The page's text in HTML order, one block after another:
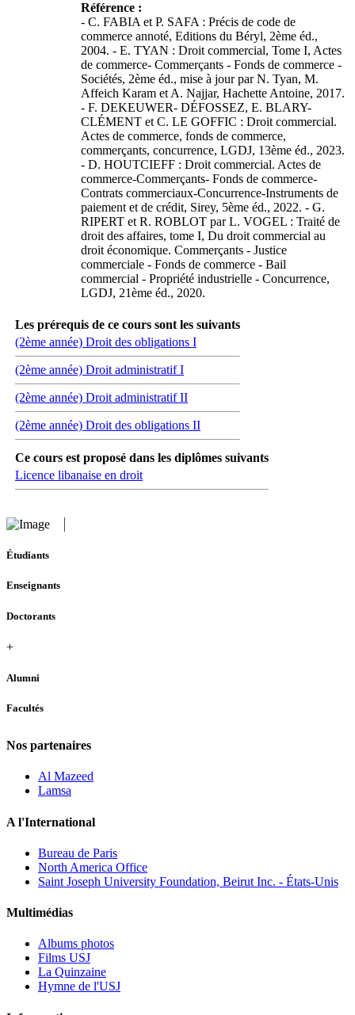
Référence :
- C. FABIA et P. SAFA : Précis de code de
commerce annoté, Editions du Béryl, 2ème éd.,
2004. - E. TYAN : Droit commercial, Tome I, Actes
de commerce- Commerçants - Fonds de commerce -
Sociétés, 2ème éd., mise à jour par N. Tyan, M.
Affeich Karam et A. Najjar, Hachette Antoine, 2017.
- F. DEKEUWER- DÉFOSSEZ, E. BLARY-
CLÉMENT et C. LE GOFFIC : Droit commercial.
Actes de commerce, fonds de commerce,
commerçants, concurrence, LGDJ, 13ème éd., 2023.
- D. HOUTCIEFF : Droit commercial. Actes de
commerce-Commerçants- Fonds de commerce-
Contrats commerciaux-Concurrence-Instruments de
paiement et de crédit, Sirey, 5ème éd., 2022. - G.
RIPERT et R. ROBLOT par L. VOGEL : Traité de
droit des affaires, tome I, Du droit commercial au
droit économique. Commerçants - Justice
commerciale - Fonds de commerce - Bail
commercial - Propriété industrielle - Concurrence,
LGDJ, 21ème éd., 2020.
Les prérequis de ce cours sont les suivants
(2ème année) Droit des obligations I
(2ème année) Droit administratif I
(2ème année) Droit administratif II
(2ème année) Droit des obligations II
Ce cours est proposé dans les diplômes suivants
Licence libanaise en droit
Étudiants
Enseignants
Doctorants
+
Alumni
Facultés
Nos partenaires
Al Mazeed
Lamsa
A l'International
Bureau de Paris
North America Office
Saint Joseph University Foundation, Beirut Inc. - États-Unis
Multimédias
Albums photos
Films USJ
La Quinzaine
Hymne de l'USJ